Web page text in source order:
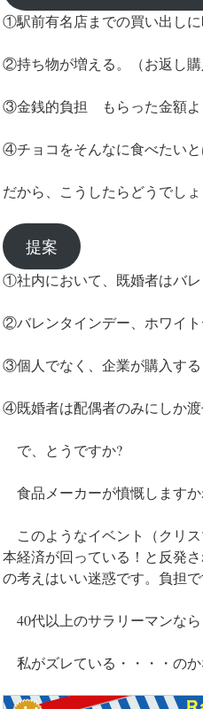
①駅前有名店までの買い出し
②持ち物が増える。（お返し
③金銭的負担 もらった金額よ
④チョコをそんなに食べたい
だから、こうしたらどうでし
提案
①社内において、既婚者はバ
②バレンタインデー、ホワイ
③個人でなく、企業が購入す
④既婚者は配偶者のみにしか
で、とうですか?
食品メーカーが憤慨します
このようなイベント（クリ
本経済が回っている！と反発
の考えはいい迷惑です。負担
40代以上のサラリーマンな
私がズレている・・・・の